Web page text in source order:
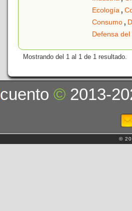
Ecología,
Consumo,
Defensa
Mostrando del 1 al 1 de 1 resultado.
cuento© 2013-
©